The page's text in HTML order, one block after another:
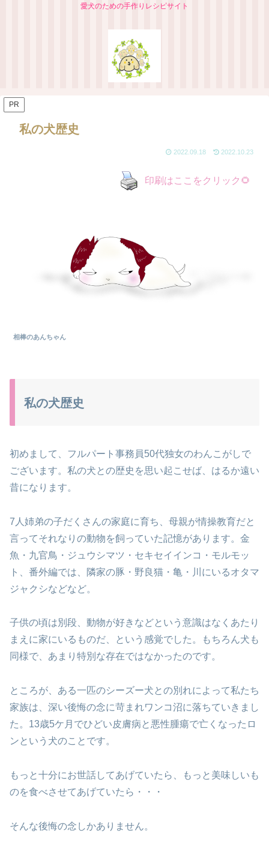
愛犬のための手作りレシピサイト
PR
私の犬歴史
2022.09.18 2022.10.23
印刷はここをクリック🌻
相棒のあんちゃん
私の犬歴史
初めまして、フルパート事務員50代独女のわんこがしで
ございます。 私の犬との歴史を思い起こせば、はるか遠い
昔になります。
7人姉弟の子だくさんの家庭に育ち、母親が情操教育だと
言ってそれなりの動物を飼っていた記憶があります。 金
魚・九官鳥・ジュウシマツ・セキセイインコ・モルモッ
ト、 番外編では、隣家の豚・野良猫・亀・川にいるオタマ
ジャクシなどなど。
子供の頃は別段、動物が好きなどという意識はなく あたり
まえに家にいるものだ、という感覚でした。
もちろん犬も
同様で、あまり特別な存在ではなかったのです。
ところが、ある一匹のシーズー犬との別れによって私たち
家族は、深い後悔の念に苛まれワンコ沼に落ちていきまし
た。 13歳5ケ月でひどい皮膚病と悪性腫瘍で亡くなった ロ
ンという犬のことです。
もっと十分にお世話してあげていたら、もっと美味しいも
のを食べさせてあげていたら・・・
そんな後悔の念しかありません。